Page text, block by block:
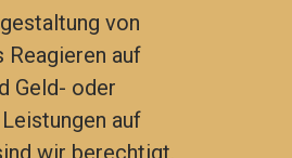
von
Reagieren auf
Geld- oder
auf
wir berechtigt,